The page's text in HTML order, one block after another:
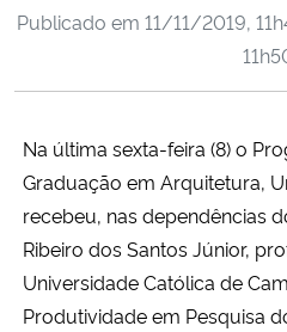
Ministério da Cidadania
Ministério de Minas e Energia
Ministério da Ciência, Tecnologia,
Ministério do Meio Ambiente
Publicado em 11/11/2019,
Na última sexta-feira (8) o
Graduação em Arquitetura,
recebeu, nas dependências
Ribeiro dos Santos Júnior,
Universidade Católica de
Produtividade em Pesquisa